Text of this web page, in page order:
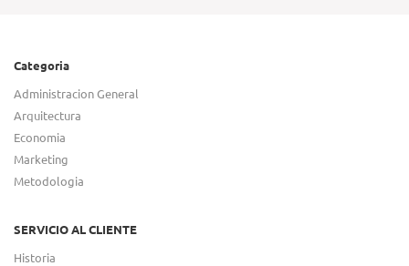
Categoria
Administracion General
Arquitectura
Economia
Marketing
Metodologia
SERVICIO AL CLIENTE
Historia